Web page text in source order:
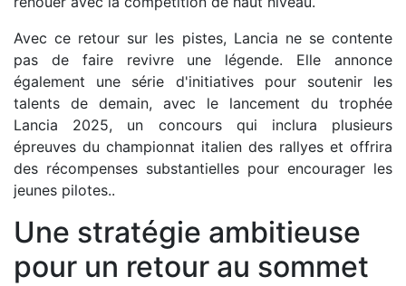
Avec ce retour sur les pistes, Lancia ne se contente
pas de faire revivre une légende. Elle annonce
également une série d'initiatives pour soutenir les
talents de demain, avec le lancement du trophée
Lancia 2025, un concours qui inclura plusieurs
épreuves du championnat italien des rallyes et offrira
des récompenses substantielles pour encourager les
jeunes pilotes..
Une stratégie ambitieuse
pour un retour au sommet